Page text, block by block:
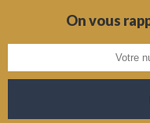
On vous